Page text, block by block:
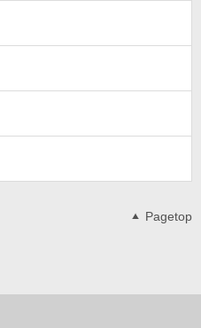
Pagetop